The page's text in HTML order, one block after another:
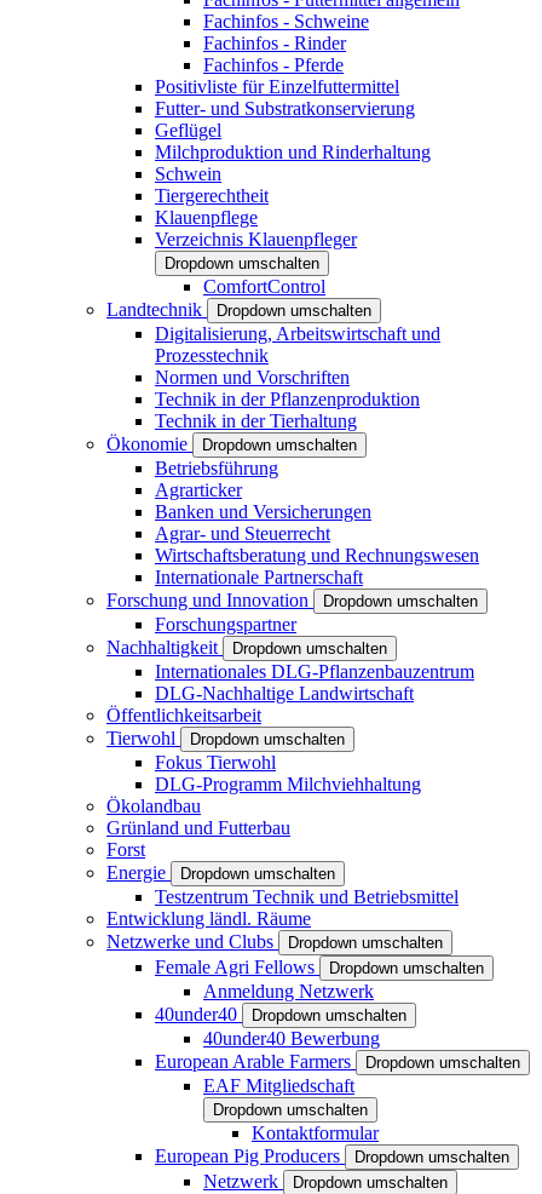
Fachinfos - Schweine
Fachinfos - Rinder
Fachinfos - Pferde
Positivliste für Einzelfuttermittel
Futter- und Substratkonservierung
Geflügel
Milchproduktion und Rinderhaltung
Schwein
Tiergerechtheit
Klauenpflege
Verzeichnis Klauenpfleger
Dropdown umschalten
ComfortControl
Landtechnik
Dropdown umschalten
Digitalisierung, Arbeitswirtschaft und
Prozesstechnik
Normen und Vorschriften
Technik in der Pflanzenproduktion
Technik in der Tierhaltung
Ökonomie
Dropdown umschalten
Betriebsführung
Agrarticker
Banken und Versicherungen
Agrar- und Steuerrecht
Wirtschaftsberatung und Rechnungswesen
Internationale Partnerschaft
Forschung und Innovation
Dropdown umschalten
Forschungspartner
Nachhaltigkeit
Dropdown umschalten
Internationales DLG-Pflanzenbauzentrum
DLG-Nachhaltige Landwirtschaft
Öffentlichkeitsarbeit
Tierwohl
Dropdown umschalten
Fokus Tierwohl
DLG-Programm Milchviehhaltung
Ökolandbau
Grünland und Futterbau
Forst
Energie
Dropdown umschalten
Testzentrum Technik und Betriebsmittel
Entwicklung ländl. Räume
Netzwerke und Clubs
Dropdown umschalten
Female Agri Fellows Dropdown umschalten
Anmeldung Netzwerk
40under40
Dropdown umschalten
40under40 Bewerbung
European Arable Farmers
Dropdown umschalten
EAF Mitgliedschaft
Dropdown umschalten
Kontaktformular
European Pig Producers
Dropdown umschalten
Netzwerk Dropdown umschalten